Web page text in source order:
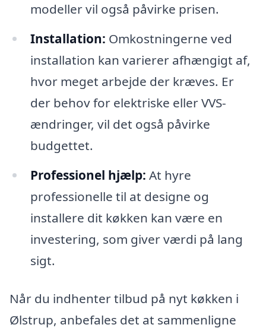
modeller vil også påvirke prisen.
Installation: Omkostningerne ved
installation kan varierer afhængigt af,
hvor meget arbejde der kræves. Er
der behov for elektriske eller VVS-
ændringer, vil det også påvirke
budgettet.
Professionel hjælp: At hyre
professionelle til at designe og
installere dit køkken kan være en
investering, som giver værdi på lang
sigt.
Når du indhenter tilbud på nyt køkken i
Ølstrup, anbefales det at sammenligne